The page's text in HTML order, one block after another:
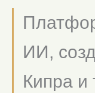
ИИ,
Кипра и